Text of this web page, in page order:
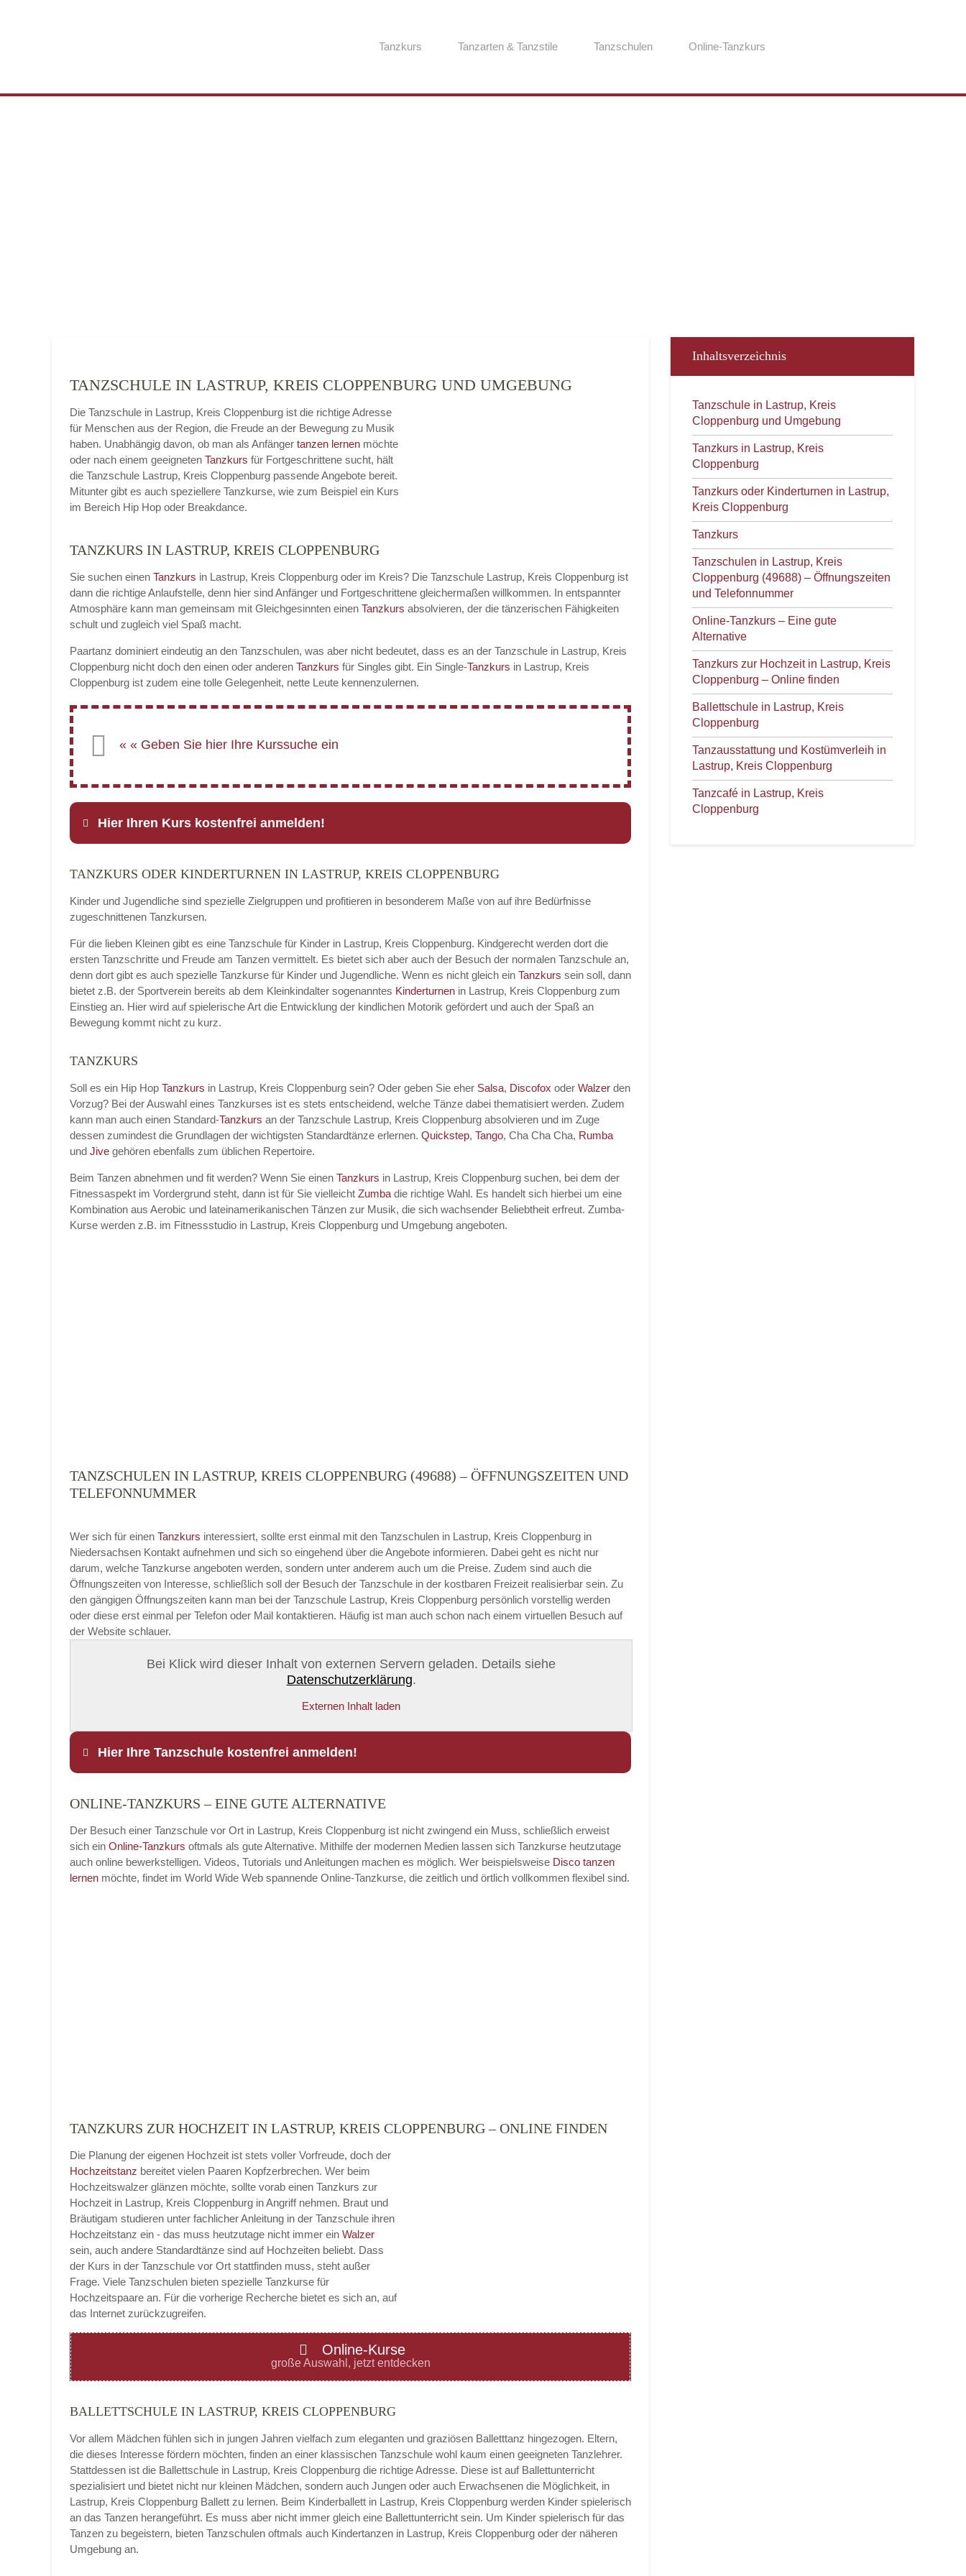
Tanzkurs Tanzarten & Tanzstile Tanzschulen Online-Tanzkurs
TANZSCHULE IN LASTRUP, KREIS CLOPPENBURG UND UMGEBUNG
Die Tanzschule in Lastrup, Kreis Cloppenburg ist die richtige Adresse
für Menschen aus der Region, die Freude an der Bewegung zu Musik
haben. Unabhängig davon, ob man als Anfänger tanzen lernen möchte
oder nach einem geeigneten Tanzkurs für Fortgeschrittene sucht, hält
die Tanzschule Lastrup, Kreis Cloppenburg passende Angebote bereit.
Mitunter gibt es auch speziellere Tanzkurse, wie zum Beispiel ein Kurs
im Bereich Hip Hop oder Breakdance.
TANZKURS IN LASTRUP, KREIS CLOPPENBURG
Sie suchen einen Tanzkurs in Lastrup, Kreis Cloppenburg oder im Kreis? Die Tanzschule Lastrup, Kreis Cloppenburg ist
dann die richtige Anlaufstelle, denn hier sind Anfänger und Fortgeschrittene gleichermaßen willkommen. In entspannter
Atmosphäre kann man gemeinsam mit Gleichgesinnten einen Tanzkurs absolvieren, der die tänzerischen Fähigkeiten
schult und zugleich viel Spaß macht.
Paartanz dominiert eindeutig an den Tanzschulen, was aber nicht bedeutet, dass es an der Tanzschule in Lastrup, Kreis
Cloppenburg nicht doch den einen oder anderen Tanzkurs für Singles gibt. Ein Single-Tanzkurs in Lastrup, Kreis
Cloppenburg ist zudem eine tolle Gelegenheit, nette Leute kennenzulernen.
Hier Ihren Kurs kostenfrei anmelden!
E-Mail*
Kontakt E-Mail
Kontakt Telefonnummer
Mit Absenden der Daten akzeptiere ich die
ABSENDEN
TANZKURS ODER KINDERTURNEN IN LASTRUP, KREIS CLOPPENBURG
Kinder und Jugendliche sind spezielle Zielgruppen und profitieren in besonderem Maße von auf ihre Bedürfnisse
zugeschnittenen Tanzkursen.
Für die lieben Kleinen gibt es eine Tanzschule für Kinder in Lastrup, Kreis Cloppenburg. Kindgerecht werden dort die
ersten Tanzschritte und Freude am Tanzen vermittelt. Es bietet sich aber auch der Besuch der normalen Tanzschule an,
denn dort gibt es auch spezielle Tanzkurse für Kinder und Jugendliche. Wenn es nicht gleich ein Tanzkurs sein soll, dann
bietet z.B. der Sportverein bereits ab dem Kleinkindalter sogenanntes Kinderturnen in Lastrup, Kreis Cloppenburg zum
Einstieg an. Hier wird auf spielerische Art die Entwicklung der kindlichen Motorik gefördert und auch der Spaß an
Bewegung kommt nicht zu kurz.
TANZKURS
Soll es ein Hip Hop Tanzkurs in Lastrup, Kreis Cloppenburg sein? Oder geben Sie eher Salsa, Discofox oder Walzer den
Vorzug? Bei der Auswahl eines Tanzkurses ist es stets entscheidend, welche Tänze dabei thematisiert werden. Zudem
kann man auch einen Standard-Tanzkurs an der Tanzschule Lastrup, Kreis Cloppenburg absolvieren und im Zuge
dessen zumindest die Grundlagen der wichtigsten Standardtänze erlernen. Quickstep, Tango, Cha Cha Cha, Rumba
und Jive gehören ebenfalls zum üblichen Repertoire.
Beim Tanzen abnehmen und fit werden? Wenn Sie einen Tanzkurs in Lastrup, Kreis Cloppenburg suchen, bei dem der
Fitnessaspekt im Vordergrund steht, dann ist für Sie vielleicht Zumba die richtige Wahl. Es handelt sich hierbei um eine
Kombination aus Aerobic und lateinamerikanischen Tänzen zur Musik, die sich wachsender Beliebtheit erfreut. Zumba-
Kurse werden z.B. im Fitnessstudio in Lastrup, Kreis Cloppenburg und Umgebung angeboten.
TANZSCHULEN IN LASTRUP, KREIS CLOPPENBURG (49688) – ÖFFNUNGSZEITEN UND
TELEFONNUMMER
Wer sich für einen Tanzkurs interessiert, sollte erst einmal mit den Tanzschulen in Lastrup, Kreis Cloppenburg in
Niedersachsen Kontakt aufnehmen und sich so eingehend über die Angebote informieren. Dabei geht es nicht nur
darum, welche Tanzkurse angeboten werden, sondern unter anderem auch um die Preise. Zudem sind auch die
Öffnungszeiten von Interesse, schließlich soll der Besuch der Tanzschule in der kostbaren Freizeit realisierbar sein. Zu
den gängigen Öffnungszeiten kann man bei der Tanzschule Lastrup, Kreis Cloppenburg persönlich vorstellig werden
oder diese erst einmal per Telefon oder Mail kontaktieren. Häufig ist man auch schon nach einem virtuellen Besuch auf
der Website schlauer.
Bei Klick wird dieser Inhalt von externen Servern geladen. Details siehe
Datenschutzerklärung.
Externen Inhalt laden
Hier Ihre Tanzschule kostenfrei anmelden!
E-Mail*
Telefonnummer
E-Mail-Adresse
—
HINZUFÜGEN
Mittwoch — ÖFFNUNGSZEITEN
HINZUFÜGEN
ONLINE-TANZKURS – EINE GUTE ALTERNATIVE
Der Besuch einer Tanzschule vor Ort in Lastrup, Kreis Cloppenburg ist nicht zwingend ein Muss, schließlich erweist
sich ein Online-Tanzkurs oftmals als gute Alternative. Mithilfe der modernen Medien lassen sich Tanzkurse heutzutage
auch online bewerkstelligen. Videos, Tutorials und Anleitungen machen es möglich. Wer beispielsweise Disco tanzen
lernen möchte, findet im World Wide Web spannende Online-Tanzkurse, die zeitlich und örtlich vollkommen flexibel sind.
TANZKURS ZUR HOCHZEIT IN LASTRUP, KREIS CLOPPENBURG – ONLINE FINDEN
Die Planung der eigenen Hochzeit ist stets voller Vorfreude, doch der
Hochzeitstanz bereitet vielen Paaren Kopfzerbrechen. Wer beim
Hochzeitswalzer glänzen möchte, sollte vorab einen Tanzkurs zur
Hochzeit in Lastrup, Kreis Cloppenburg in Angriff nehmen. Braut und
Bräutigam studieren unter fachlicher Anleitung in der Tanzschule ihren
Hochzeitstanz ein - das muss heutzutage nicht immer ein Walzer
sein, auch andere Standardtänze sind auf Hochzeiten beliebt. Dass
der Kurs in der Tanzschule vor Ort stattfinden muss, steht außer
Frage. Viele Tanzschulen bieten spezielle Tanzkurse für
Hochzeitspaare an. Für die vorherige Recherche bietet es sich an, auf
das Internet zurückzugreifen.
Online-Kurse
große Auswahl, jetzt entdecken
BALLETTSCHULE IN LASTRUP, KREIS CLOPPENBURG
Vor allem Mädchen fühlen sich in jungen Jahren vielfach zum eleganten und graziösen Balletttanz hingezogen. Eltern,
die dieses Interesse fördern möchten, finden an einer klassischen Tanzschule wohl kaum einen geeigneten Tanzlehrer.
Stattdessen ist die Ballettschule in Lastrup, Kreis Cloppenburg die richtige Adresse. Diese ist auf Ballettunterricht
spezialisiert und bietet nicht nur kleinen Mädchen, sondern auch Jungen oder auch Erwachsenen die Möglichkeit, in
Lastrup, Kreis Cloppenburg Ballett zu lernen. Beim Kinderballett in Lastrup, Kreis Cloppenburg werden Kinder spielerisch
an das Tanzen herangeführt. Es muss aber nicht immer gleich eine Ballettunterricht sein. Um Kinder spielerisch für das
Tanzen zu begeistern, bieten Tanzschulen oftmals auch Kindertanzen in Lastrup, Kreis Cloppenburg oder der näheren
Umgebung an.
Inhaltsverzeichnis
Tanzschule in Lastrup, Kreis
Cloppenburg und Umgebung
Tanzkurs in Lastrup, Kreis
Cloppenburg
Tanzkurs oder Kinderturnen in Lastrup,
Kreis Cloppenburg
Tanzkurs
Tanzschulen in Lastrup, Kreis
Cloppenburg (49688) – Öffnungszeiten
und Telefonnummer
Online-Tanzkurs – Eine gute
Alternative
Tanzkurs zur Hochzeit in Lastrup, Kreis
Cloppenburg – Online finden
Ballettschule in Lastrup, Kreis
Cloppenburg
Tanzausstattung und Kostümverleih in
Lastrup, Kreis Cloppenburg
Tanzcafé in Lastrup, Kreis
Cloppenburg